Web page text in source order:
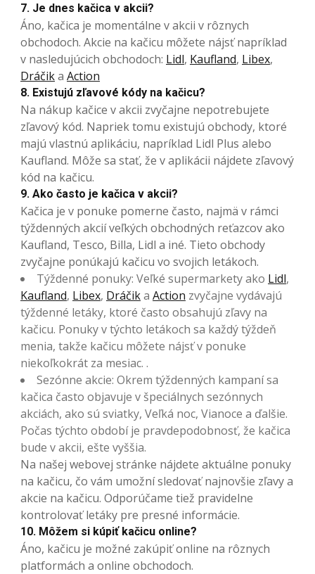
7. Je dnes kačica v akcii?
Áno, kačica je momentálne v akcii v rôznych
obchodoch. Akcie na kačicu môžete nájsť napríklad
v nasledujúcich obchodoch: Lidl, Kaufland, Libex,
Dráčika Action
8. Existujú zľavové kódy na kačicu?
Na nákup kačice v akcii zvyčajne nepotrebujete
zľavový kód. Napriek tomu existujú obchody, ktoré
majú vlastnú aplikáciu, napríklad Lidl Plus alebo
Kaufland. Môže sa stať, že v aplikácii nájdete zľavový
kód na kačicu.
9. Ako často je kačica v akcii?
Kačica je v ponuke pomerne často, najmä v rámci
týždenných akcií veľkých obchodných reťazcov ako
Kaufland, Tesco, Billa, Lidl a iné. Tieto obchody
zvyčajne ponúkajú kačicu vo svojich letákoch.
Týždenné ponuky: Veľké supermarkety ako Lidl,
Kaufland, Libex, Dráčika Action zvyčajne vydávajú
týždenné letáky, ktoré často obsahujú zľavy na
kačicu. Ponuky v týchto letákoch sa každý týždeň
menia, takže kačicu môžete nájsť v ponuke
niekoľkokrát za mesiac. .
Sezónne akcie: Okrem týždenných kampaní sa
kačica často objavuje v špeciálnych sezónnych
akciách, ako sú sviatky, Veľká noc, Vianoce a ďalšie.
Počas týchto období je pravdepodobnosť, že kačica
bude v akcii, ešte vyššia.
Na našej webovej stránke nájdete aktuálne ponuky
na kačicu, čo vám umožní sledovať najnovšie zľavy a
akcie na kačicu. Odporúčame tiež pravidelne
kontrolovať letáky pre presné informácie.
10. Môžem si kúpiť kačicu online?
Áno, kačicu je možné zakúpiť online na rôznych
platformách a online obchodoch.